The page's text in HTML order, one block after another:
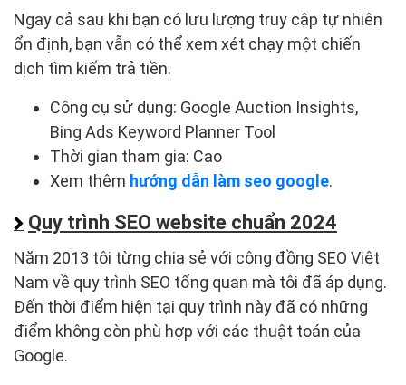
Ngay cả sau khi bạn có lưu lượng truy cập tự nhiên
ổn định, bạn vẫn có thể xem xét chạy một chiến
dịch tìm kiếm trả tiền.
Công cụ sử dụng: Google Auction Insights,
Bing Ads Keyword Planner Tool
Thời gian tham gia: Cao
Xem thêm hướng dẫn làm seo google.
Quy trình SEO website chuẩn 2024
Năm 2013 tôi từng chia sẻ với cộng đồng SEO Việt
Nam về quy trình SEO tổng quan mà tôi đã áp dụng.
Đến thời điểm hiện tại quy trình này đã có những
điểm không còn phù hợp với các thuật toán của
Google.